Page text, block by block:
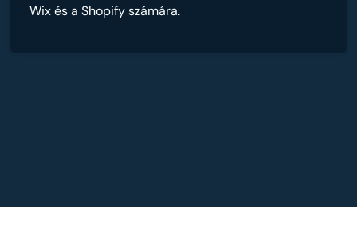
Wix és a Shopify számára.